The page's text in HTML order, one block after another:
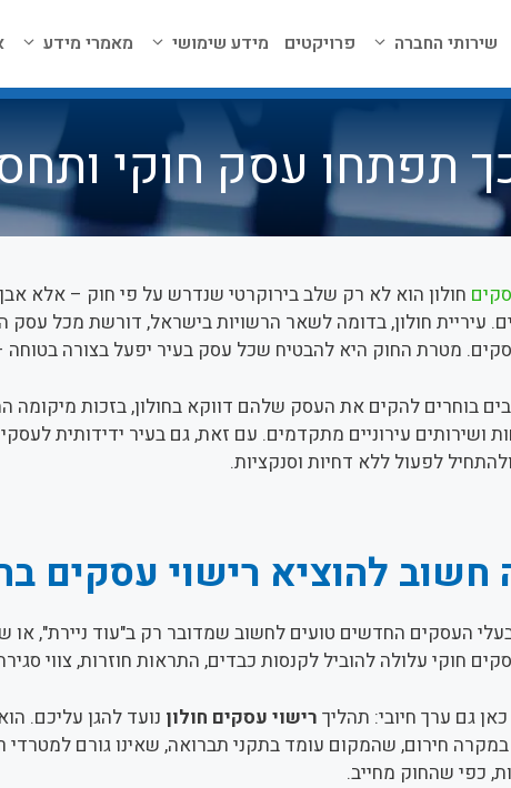
שירותי החברה פרויקטים מידע שימושי מאמרי מידע
תפתחו עסק חוקי
חולון הוא לא רק שלב בירוקרטי שנדרש על פי חוק – אלא אבן
עיריית חולון, בדומה לשאר הרשויות בישראל, דורשת מכל עסק
מטרת החוק היא להבטיח שכל עסק בעיר יפעל בצורה בטוחה
בוחרים להקים את העסק שלהם דווקא בחולון, בזכות מיקומה
ושירותים עירוניים מתקדמים. עם זאת, גם בעיר ידידותית
לפעול ללא דחיות וסנקציות.
חשוב להוציא רישוי עסקים
העסקים החדשים טועים לחשוב שמדובר רק ב"עוד ניירת",
חוקי עלולה להוביל לקנסות כבדים, התראות חוזרות, צווי
גם ערך חיובי: תהליך רישוי עסקים חולוןנועד להגן עליכם.
חירום, שהמקום עומד בתקני תברואה, שאינו גורם למטרדי
כפי שהחוק מחייב.